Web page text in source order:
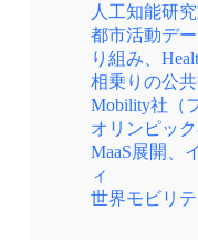
人工知能研
都市活動デ
り組み、
相乗りの公
Mobility社（
オリンピッ
MaaS展開、
ィ
世界モビリ